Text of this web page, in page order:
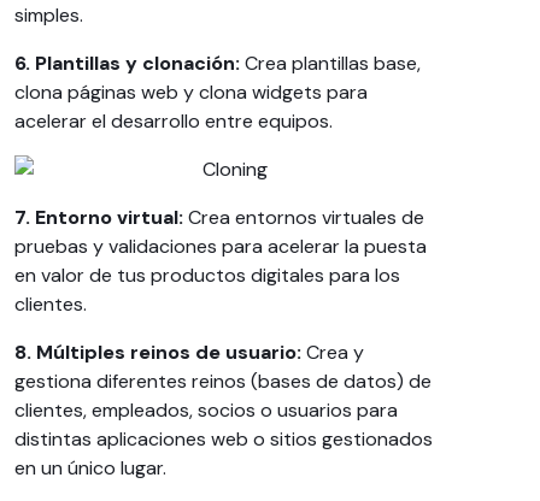
simples.
6. Plantillas y clonación:Crea plantillas base,
clona páginas web y clona widgets para
acelerar el desarrollo entre equipos.
7. Entorno virtual:Crea entornos virtuales de
pruebas y validaciones para acelerar la puesta
en valor de tus productos digitales para los
clientes.
8. Múltiples reinos de usuario:Crea y
gestiona diferentes reinos (bases de datos) de
clientes, empleados, socios o usuarios para
distintas aplicaciones web o sitios gestionados
en un único lugar.